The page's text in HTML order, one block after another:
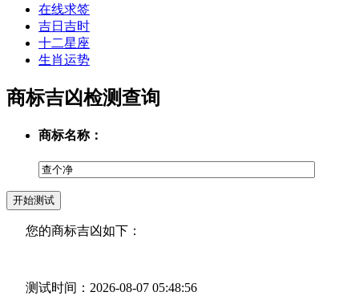
在线求签
吉日吉时
十二星座
生肖运势
商标吉凶检测查询
商标名称：
您的商标吉凶如下：
测试时间：2026-08-07 05:48:56